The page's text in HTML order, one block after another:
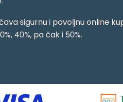
sigurnu i povoljnu online
40%, pa čak i 50%.